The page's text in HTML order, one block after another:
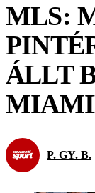
MLS:
ÁLLT
P. GY. B.